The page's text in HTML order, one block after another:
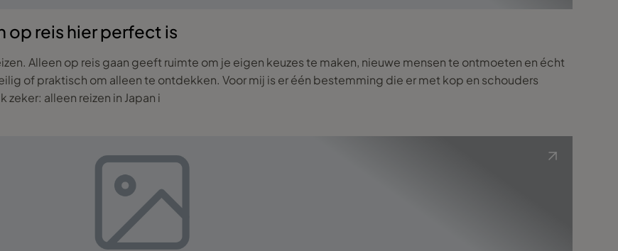
op reis hier perfect is
Alleen op reis gaan geeft ruimte om je eigen keuzes te maken, nieuwe mensen te ontmoeten en écht
of praktisch om alleen te ontdekken. Voor mij is er één bestemming die er met kop en schouders
alleen reizen in Japan i